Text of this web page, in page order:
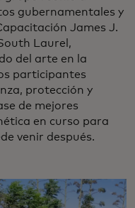
gubernamentales y
James J.
Laurel,
del arte en la
participantes
protección y
de mejores
en curso para
venir después.